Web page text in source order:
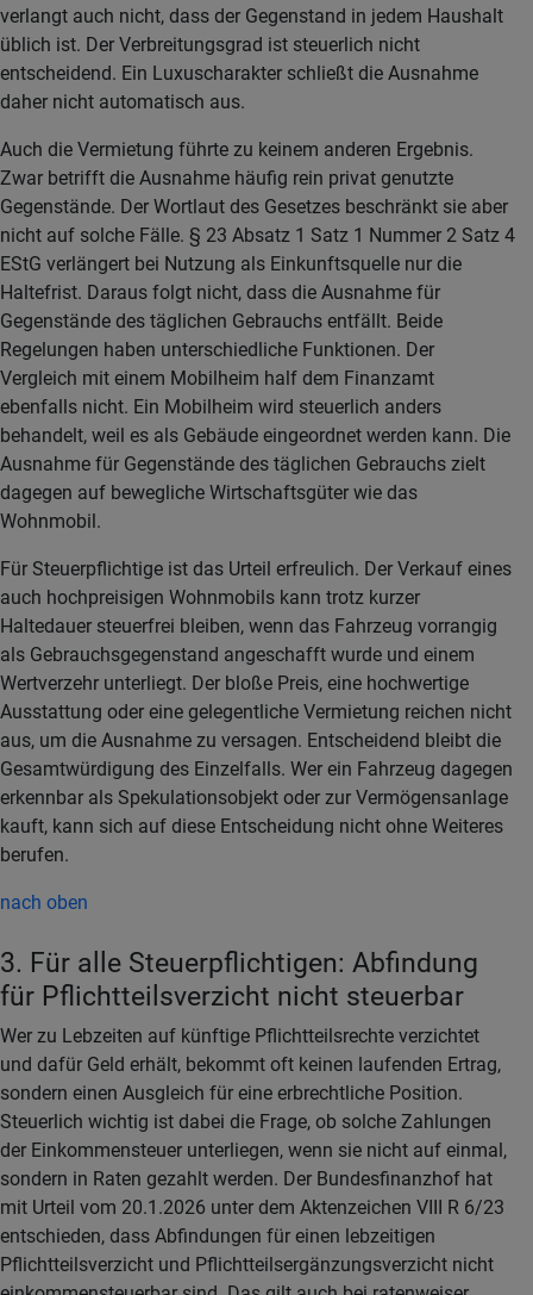
verlangt auch nicht, dass der Gegenstand in jedem Haushalt
üblich ist. Der Verbreitungsgrad ist steuerlich nicht
entscheidend. Ein Luxuscharakter schließt die Ausnahme
daher nicht automatisch aus.
Auch die Vermietung führte zu keinem anderen Ergebnis.
Zwar betrifft die Ausnahme häufig rein privat genutzte
Gegenstände. Der Wortlaut des Gesetzes beschränkt sie aber
nicht auf solche Fälle. § 23 Absatz 1 Satz 1 Nummer 2 Satz 4
EStG verlängert bei Nutzung als Einkunftsquelle nur die
Haltefrist. Daraus folgt nicht, dass die Ausnahme für
Gegenstände des täglichen Gebrauchs entfällt. Beide
Regelungen haben unterschiedliche Funktionen. Der
Vergleich mit einem Mobilheim half dem Finanzamt
ebenfalls nicht. Ein Mobilheim wird steuerlich anders
behandelt, weil es als Gebäude eingeordnet werden kann. Die
Ausnahme für Gegenstände des täglichen Gebrauchs zielt
dagegen auf bewegliche Wirtschaftsgüter wie das
Wohnmobil.
Für Steuerpflichtige ist das Urteil erfreulich. Der Verkauf eines
auch hochpreisigen Wohnmobils kann trotz kurzer
Haltedauer steuerfrei bleiben, wenn das Fahrzeug vorrangig
als Gebrauchsgegenstand angeschafft wurde und einem
Wertverzehr unterliegt. Der bloße Preis, eine hochwertige
Ausstattung oder eine gelegentliche Vermietung reichen nicht
aus, um die Ausnahme zu versagen. Entscheidend bleibt die
Gesamtwürdigung des Einzelfalls. Wer ein Fahrzeug dagegen
erkennbar als Spekulationsobjekt oder zur Vermögensanlage
kauft, kann sich auf diese Entscheidung nicht ohne Weiteres
berufen.
nach oben
3. Für alle Steuerpflichtigen: Abfindung
für Pflichtteilsverzicht nicht steuerbar
Wer zu Lebzeiten auf künftige Pflichtteilsrechte verzichtet
und dafür Geld erhält, bekommt oft keinen laufenden Ertrag,
sondern einen Ausgleich für eine erbrechtliche Position.
Steuerlich wichtig ist dabei die Frage, ob solche Zahlungen
der Einkommensteuer unterliegen, wenn sie nicht auf einmal,
sondern in Raten gezahlt werden. Der Bundesfinanzhof hat
mit Urteil vom 20.1.2026 unter dem Aktenzeichen VIII R 6/23
entschieden, dass Abfindungen für einen lebzeitigen
Pflichtteilsverzicht und Pflichtteilsergänzungsverzicht nicht